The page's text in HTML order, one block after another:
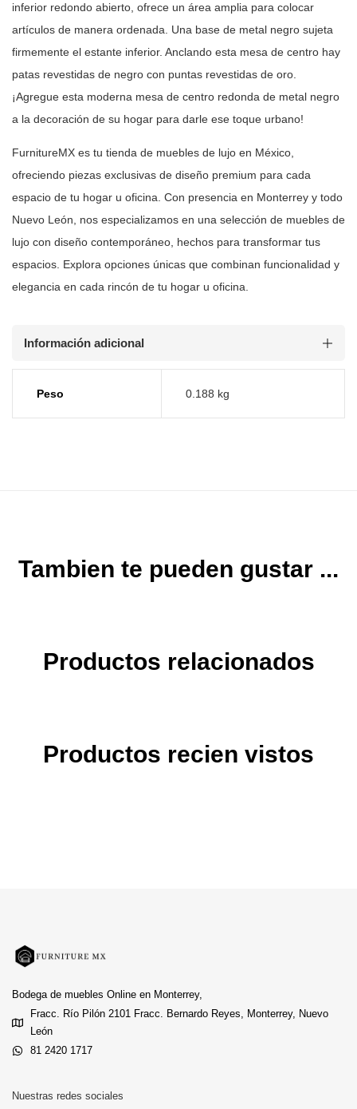
inferior redondo abierto, ofrece un área amplia para colocar
artículos de manera ordenada. Una base de metal negro sujeta
firmemente el estante inferior. Anclando esta mesa de centro hay
patas revestidas de negro con puntas revestidas de oro.
¡Agregue esta moderna mesa de centro redonda de metal negro
a la decoración de su hogar para darle ese toque urbano!
FurnitureMX es tu tienda de muebles de lujo en México,
ofreciendo piezas exclusivas de diseño premium para cada
espacio de tu hogar u oficina. Con presencia en Monterrey y todo
Nuevo León, nos especializamos en una selección de muebles de
lujo con diseño contemporáneo, hechos para transformar tus
espacios. Explora opciones únicas que combinan funcionalidad y
elegancia en cada rincón de tu hogar u oficina.
Información adicional
Peso 0.188 kg
Tambien te pueden gustar ...
Productos relacionados
Productos recien vistos
Bodega de muebles Online en Monterrey,
Fracc. Río Pilón 2101 Fracc. Bernardo Reyes, Monterrey, Nuevo
León
81 2420 1717
Nuestras redes sociales